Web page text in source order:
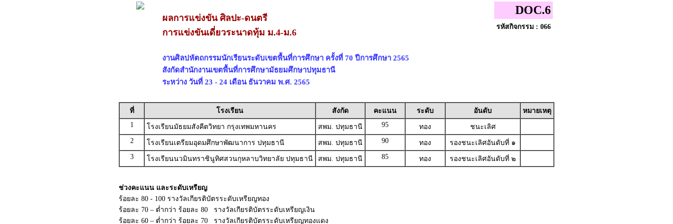
ผลการแข่งขัน ศิลปะ-ดนตรี
การแข่งขันเดี่ยวระนาดทุ้ม ม.4-ม.6
งานศิลปหัตถกรรมนักเรียนระดับเขตพื้นที่การศึกษา ครั้งที่ 70 ปีการศึกษา 2565
สังกัดสำนักงานเขตพื้นที่การศึกษามัธยมศึกษาปทุมธานี
ระหว่าง วันที่ 23 - 24 เดือน ธันวาคม พ.ศ. 2565
DOC.6
รหัสกิจกรรม : 066
ที่ โรงเรียน สังกัด คะแนน ระดับ อันดับ
หมายเหตุ
1
โรงเรียนมัธยมสังคีตวิทยา กรุงเทพมหานคร สพม. ปทุมธานี 95 ทอง
ชนะเลิศ
2
โรงเรียนเตรียมอุดมศึกษาพัฒนาการ ปทุมธานี สพม. ปทุมธานี 90 ทอง
รองชนะเลิศอันดับที่ ๑
3
โรงเรียนนวมินทราชินูทิศสวนกุหลาบวิทยาลัย ปทุมธานี สพม. ปทุมธานี 85 ทอง รองชนะเลิศอันดับที่ ๒
ช่วงคะแนน และระดับเหรียญ
ร้อยละ 80 - 100 รางวัลเกียรติบัตรระดับเหรียญทอง
ร้อยละ 70 – ต่ำกว่า ร้อยละ 80 รางวัลเกียรติบัตรระดับเหรียญเงิน
ร้อยละ 60 – ต่ำกว่า ร้อยละ 70 รางวัลเกียรติบัตรระดับเหรียญทองแดง